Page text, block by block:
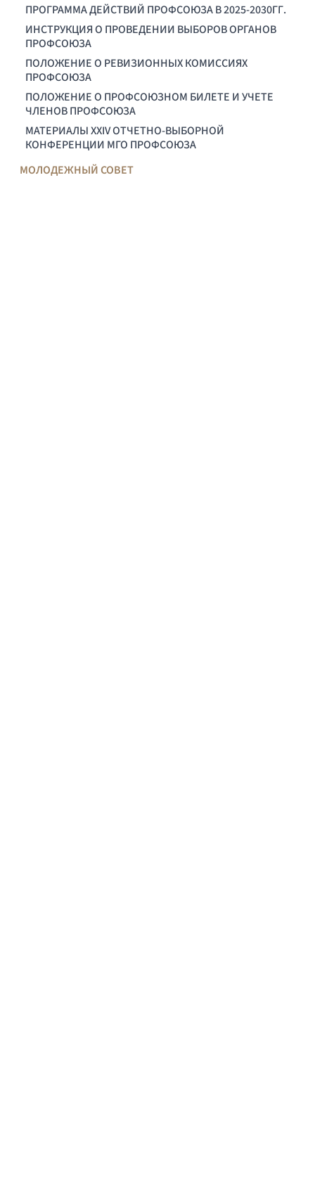
ПРОГРАММА ДЕЙСТВИЙ ПРОФСОЮЗА В 2025-2030ГГ.
ИНСТРУКЦИЯ О ПРОВЕДЕНИИ ВЫБОРОВ ОРГАНОВ
ПРОФСОЮЗА
ПОЛОЖЕНИЕ О РЕВИЗИОННЫХ КОМИССИЯХ
ПРОФСОЮЗА
ПОЛОЖЕНИЕ О ПРОФСОЮЗНОМ БИЛЕТЕ И УЧЕТЕ
ЧЛЕНОВ ПРОФСОЮЗА
МАТЕРИАЛЫ XXIV ОТЧЕТНО-ВЫБОРНОЙ
КОНФЕРЕНЦИИ МГО ПРОФСОЮЗА
МОЛОДЕЖНЫЙ СОВЕТ